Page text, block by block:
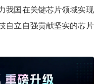
我国在关键芯片领域实现
自立自强贡献坚实的芯片